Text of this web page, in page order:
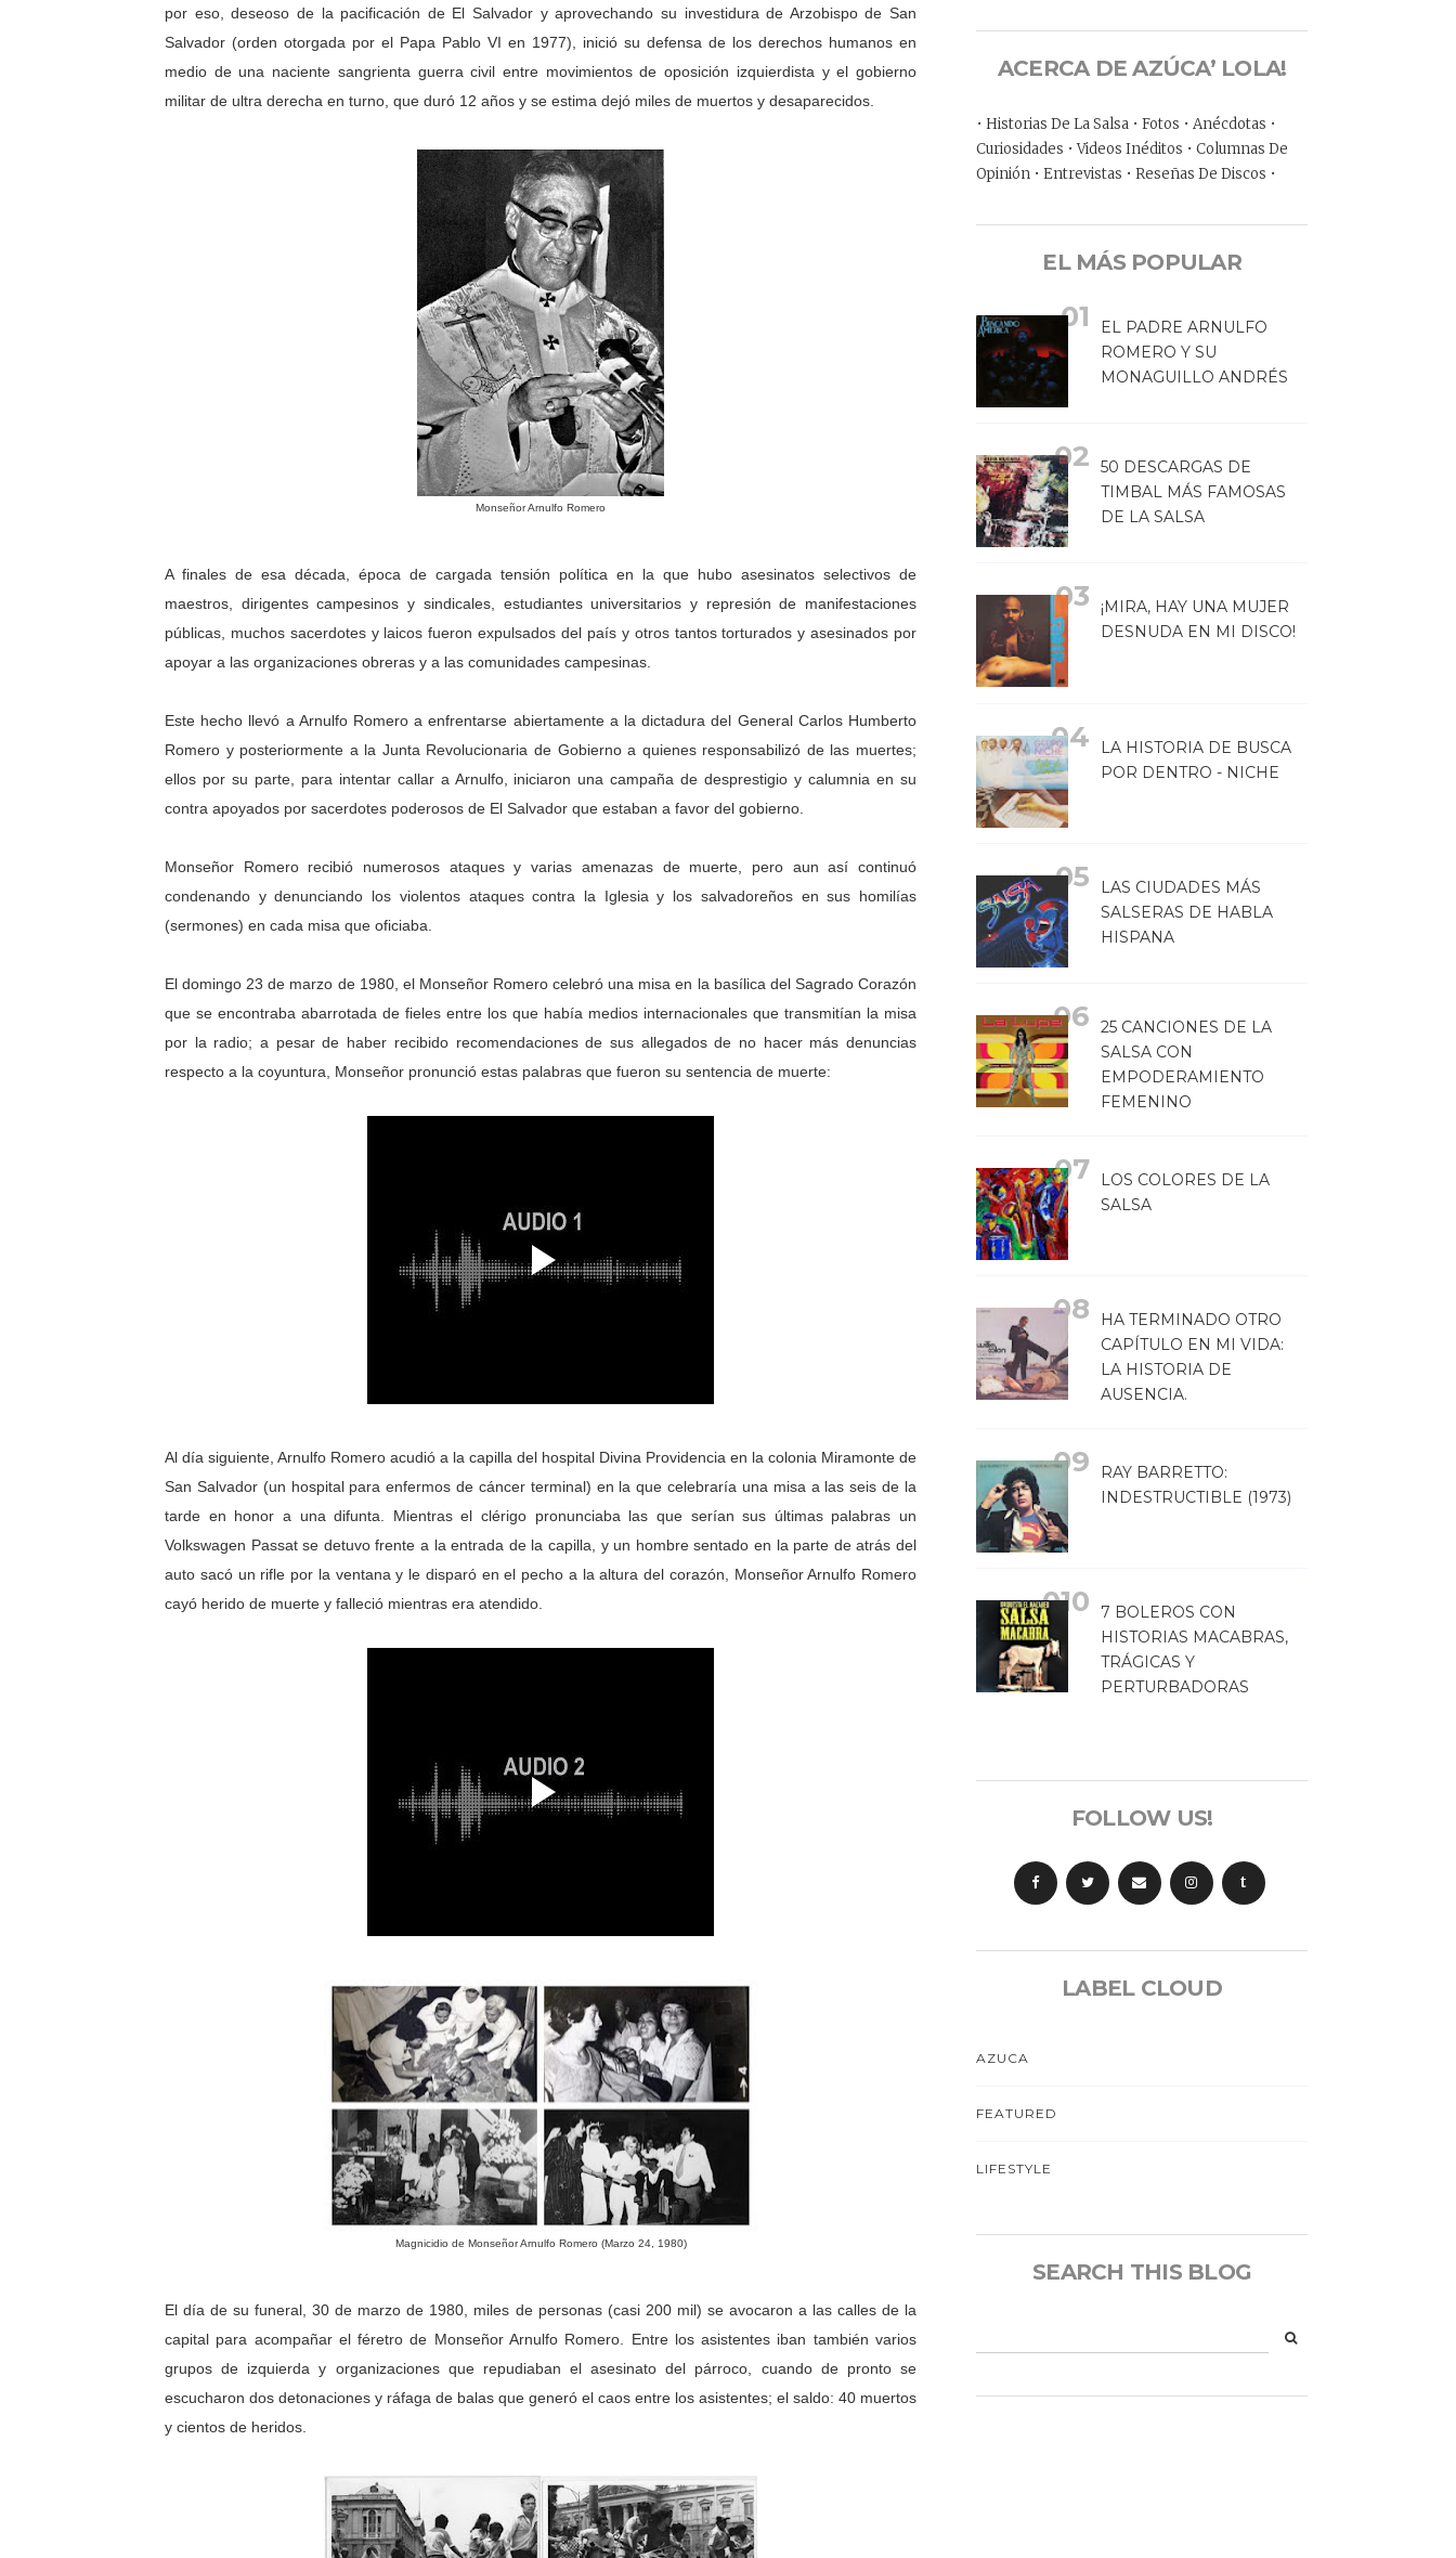
por eso, deseoso de la pacificación de El Salvador y aprovechando su investidura de Arzobispo de San
Salvador (orden otorgada por el Papa Pablo VI en 1977), inició su defensa de los derechos humanos en
medio de una naciente sangrienta guerra civil entre movimientos de oposición izquierdista y el gobierno
militar de ultra derecha en turno, que duró 12 años y se estima dejó miles de muertos y desaparecidos.
Monseñor Arnulfo Romero
A finales de esa década, época de cargada tensión política en la que hubo asesinatos selectivos de
maestros, dirigentes campesinos y sindicales, estudiantes universitarios y represión de manifestaciones
públicas, muchos sacerdotes y laicos fueron expulsados del país y otros tantos torturados y asesinados por
apoyar a las organizaciones obreras y a las comunidades campesinas.
Este hecho llevó a Arnulfo Romero a enfrentarse abiertamente a la dictadura del General Carlos Humberto
Romero y posteriormente a la Junta Revolucionaria de Gobierno a quienes responsabilizó de las muertes;
ellos por su parte, para intentar callar a Arnulfo, iniciaron una campaña de desprestigio y calumnia en su
contra apoyados por sacerdotes poderosos de El Salvador que estaban a favor del gobierno.
Monseñor Romero recibió numerosos ataques y varias amenazas de muerte, pero aun así continuó
condenando y denunciando los violentos ataques contra la Iglesia y los salvadoreños en sus homilías
(sermones) en cada misa que oficiaba.
El domingo 23 de marzo de 1980, el Monseñor Romero celebró una misa en la basílica del Sagrado Corazón
que se encontraba abarrotada de fieles entre los que había medios internacionales que transmitían la misa
por la radio; a pesar de haber recibido recomendaciones de sus allegados de no hacer más denuncias
respecto a la coyuntura, Monseñor pronunció estas palabras que fueron su sentencia de muerte:
Al día siguiente, Arnulfo Romero acudió a la capilla del hospital Divina Providencia en la colonia Miramonte de
San Salvador (un hospital para enfermos de cáncer terminal) en la que celebraría una misa a las seis de la
tarde en honor a una difunta. Mientras el clérigo pronunciaba las que serían sus últimas palabras un
Volkswagen Passat se detuvo frente a la entrada de la capilla, y un hombre sentado en la parte de atrás del
auto sacó un rifle por la ventana y le disparó en el pecho a la altura del corazón, Monseñor Arnulfo Romero
cayó herido de muerte y falleció mientras era atendido.
Magnicidio de Monseñor Arnulfo Romero (Marzo 24, 1980)
El día de su funeral, 30 de marzo de 1980, miles de personas (casi 200 mil) se avocaron a las calles de la
capital para acompañar el féretro de Monseñor Arnulfo Romero. Entre los asistentes iban también varios
grupos de izquierda y organizaciones que repudiaban el asesinato del párroco, cuando de pronto se
escucharon dos detonaciones y ráfaga de balas que generó el caos entre los asistentes; el saldo: 40 muertos
y cientos de heridos.
ACERCA DE AZÚCA’ LOLA!
• Historias De La Salsa • Fotos • Anécdotas •
Curiosidades • Videos Inéditos • Columnas De
Opinión • Entrevistas • Reseñas De Discos •
EL MÁS POPULAR
EL PADRE ARNULFO
ROMERO Y SU
MONAGUILLO ANDRÉS
50 DESCARGAS DE
TIMBAL MÁS FAMOSAS
DE LA SALSA
¡MIRA, HAY UNA MUJER
DESNUDA EN MI DISCO!
LA HISTORIA DE BUSCA
POR DENTRO - NICHE
LAS CIUDADES MÁS
SALSERAS DE HABLA
HISPANA
25 CANCIONES DE LA
SALSA CON
EMPODERAMIENTO
FEMENINO
LOS COLORES DE LA
SALSA
HA TERMINADO OTRO
CAPÍTULO EN MI VIDA:
LA HISTORIA DE
AUSENCIA.
RAY BARRETTO:
INDESTRUCTIBLE (1973)
7 BOLEROS CON
HISTORIAS MACABRAS,
TRÁGICAS Y
PERTURBADORAS
FOLLOW US!
t
LABEL CLOUD
AZUCA
FEATURED
LIFESTYLE
SEARCH THIS BLOG